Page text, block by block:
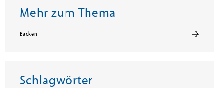
Mehr zum Thema
Backen
Schlagwörter